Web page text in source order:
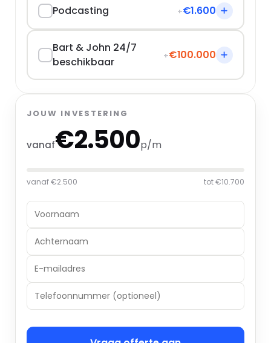
Podcasting +€1.600
Bart & John 24/7
beschikbaar
+€100.000
JOUW INVESTERING
vanaf€2.500p/m
vanaf €2.500 tot €10.700